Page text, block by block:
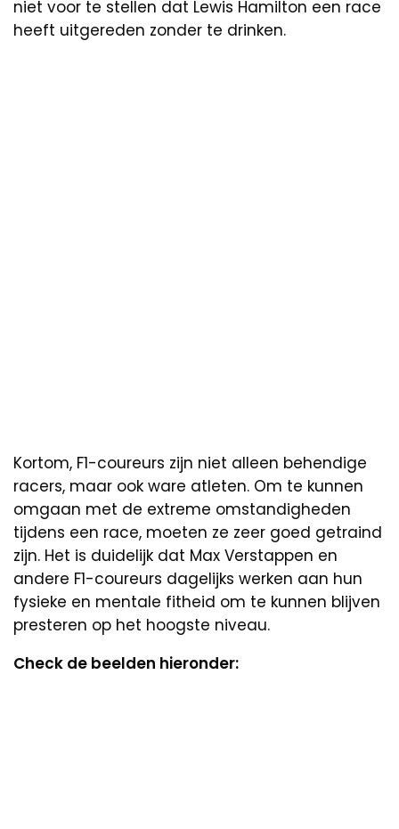
niet voor te stellen dat Lewis Hamilton een race
heeft uitgereden zonder te drinken.
Kortom, F1-coureurs zijn niet alleen behendige
racers, maar ook ware atleten. Om te kunnen
omgaan met de extreme omstandigheden
tijdens een race, moeten ze zeer goed getraind
zijn. Het is duidelijk dat Max Verstappen en
andere F1-coureurs dagelijks werken aan hun
fysieke en mentale fitheid om te kunnen blijven
presteren op het hoogste niveau.
Check de beelden hieronder: